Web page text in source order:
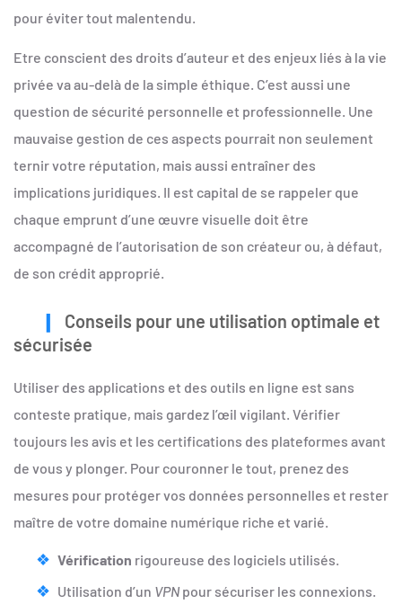
pour éviter tout malentendu.
Etre conscient des droits d’auteur et des enjeux liés à la vie
privée va au-delà de la simple éthique. C’est aussi une
question de sécurité personnelle et professionnelle. Une
mauvaise gestion de ces aspects pourrait non seulement
ternir votre réputation, mais aussi entraîner des
implications juridiques. Il est capital de se rappeler que
chaque emprunt d’une œuvre visuelle doit être
accompagné de l’autorisation de son créateur ou, à défaut,
de son crédit approprié.
Conseils pour une utilisation optimale et
sécurisée
Utiliser des applications et des outils en ligne est sans
conteste pratique, mais gardez l’œil vigilant. Vérifier
toujours les avis et les certifications des plateformes avant
de vous y plonger. Pour couronner le tout, prenez des
mesures pour protéger vos données personnelles et rester
maître de votre domaine numérique riche et varié.
Vérification rigoureuse des logiciels utilisés.
Utilisation d’un VPN pour sécuriser les connexions.